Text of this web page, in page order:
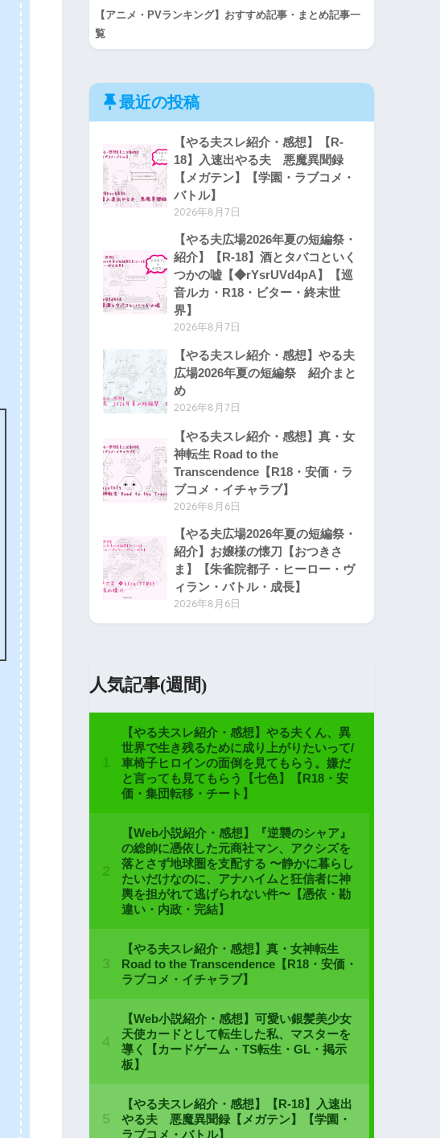
【アニメ・PVランキング】おすすめ記事・まとめ記事一
覧
最近の投稿
【やる夫スレ紹介・感想】【R-
18】入速出やる夫 悪魔異聞録
【メガテン】【学園・ラブコメ・
バトル】
2026年8月7日
【やる夫広場2026年夏の短編祭・
紹介】【R-18】酒とタバコといく
つかの嘘【◆rYsrUVd4pA】【巡
音ルカ・R18・ビター・終末世
界】
2026年8月7日
【やる夫スレ紹介・感想】やる夫
広場2026年夏の短編祭 紹介まと
め
2026年8月7日
【やる夫スレ紹介・感想】真・女
神転生 Road to the
Transcendence【R18・安価・ラ
ブコメ・イチャラブ】
2026年8月6日
【やる夫広場2026年夏の短編祭・
紹介】お嬢様の懐刀【おつきさ
ま】【朱雀院都子・ヒーロー・ヴ
ィラン・バトル・成長】
2026年8月6日
人気記事(週間)